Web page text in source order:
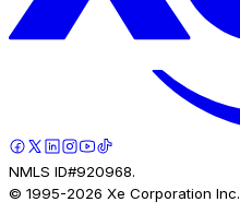
NMLS ID#920968.
© 1995-2026 Xe Corporation Inc.